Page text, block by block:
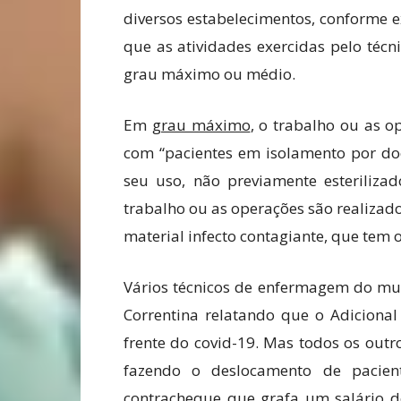
diversos estabelecimentos, conforme
que as atividades exercidas pelo
grau máximo ou médio.
Em grau máximo, o trabalho ou as
com “pacientes em isolamento por
seu uso, não previamente
trabalho ou as operações são
material infecto contagiante, que tem
Vários técnicos de enfermagem do
Correntina relatando que o
frente do covid-19. Mas todos os
fazendo o deslocamento de